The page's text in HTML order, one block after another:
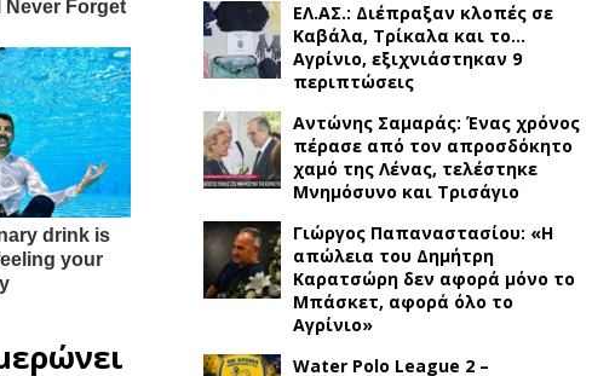
ΕΛ.ΑΣ.: Διέπραξαν κλοπές σε
Καβάλα, Τρίκαλα και το…
Αγρίνιο, εξιχνιάστηκαν 9
περιπτώσεις
Αντώνης Σαμαράς: Ένας χρόνος
πέρασε από τον απροσδόκητο
χαμό της Λένας, τελέστηκε
Μνημόσυνο και Τρισάγιο
Γιώργος Παπαναστασίου: «Η
απώλεια του Δημήτρη
Καρατσώρη δεν αφορά μόνο το
Μπάσκετ, αφορά όλο το
Αγρίνιο»
Water Polo League 2 –